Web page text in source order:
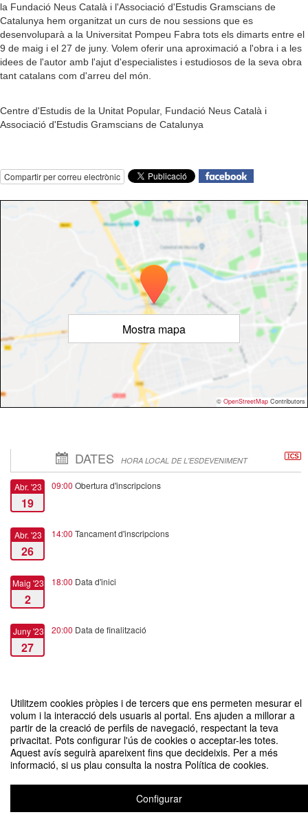
Utilitzem cookies pròpies i de tercers que ens permeten mesurar el
volum i la interacció dels usuaris al portal. Ens ajuden a millorar a
partir de la creació de perfils de navegació, respectant la teva
privacitat. Pots configurar l'ús de cookies o acceptar-les totes.
Aquest avís seguirà apareixent fins que decideixis. Per a més
informació, si us plau consulta la nostra Política de cookies.
Configurar
la Fundació Neus Català i l'Associació d'Estudis Gramscians de
Catalunya hem organitzat un curs de nou sessions que es
desenvoluparà a la Universitat Pompeu Fabra tots els dimarts entre el
9 de maig i el 27 de juny. Volem oferir una aproximació a l'obra i a les
idees de l'autor amb l'ajut d'especialistes i estudiosos de la seva obra
tant catalans com d'arreu del món.
Centre d'Estudis de la Unitat Popular, Fundació Neus Català i
Associació d'Estudis Gramscians de Catalunya
Compartir per correu electrònic
Mostra mapa
© OpenStreetMap Contributors
DATES HORA LOCAL DE L'ESDEVENIMENT
Abr. '23
19
09:00 Obertura d'inscripcions
Abr. '23
26
14:00 Tancament d'inscripcions
Maig '23
2
18:00 Data d'inici
Juny '23
27
20:00 Data de finalització
Curs de primavera: Gramsci d'urgència. Comprendre i sentir la realitat per a
transformar-la
Organitzat per Departament de Comunicació
Plataforma d'organització d'esdeveniments Symposium